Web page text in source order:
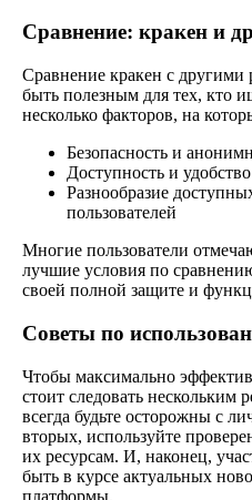
Сравнение: кракен и
Сравнение кракен с
быть полезным для тех, кто
несколько факторов, на
Безопасность и
Доступность и
Разнообразие
пользователей
Многие пользователи
лучшие условия по
своей полной защите и
Советы по
Чтобы максимально
стоит следовать
всегда будьте осторожны с
вторых, используйте
их ресурсам. И, наконец,
быть в курсе актуальных
платформы.